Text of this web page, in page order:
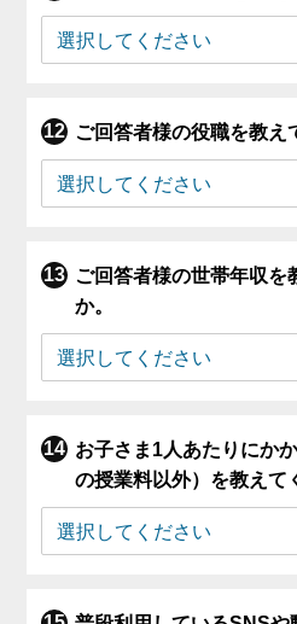
ご回答者様の役職を教え
ご回答者様の世帯年収を
か。
お子さま1人あたりにか
の授業料以外）を教えて